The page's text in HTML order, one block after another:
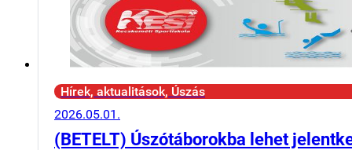
Hírek, aktualitások, Úszás
2026.05.01.
(BETELT) Úszótáborokba lehet